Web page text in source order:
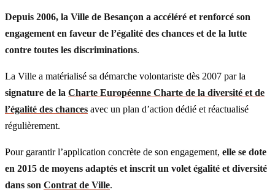
Depuis 2006, la Ville de Besançon a accéléré et renforcé son
engagement en faveur de l’égalité des chances et de la lutte
contre toutes les discriminations.
La Ville a matérialisé sa démarche volontariste dès 2007 par la
signature de la Charte Européenne Charte de la diversité et de
l’égalité des chances avec un plan d’action dédié et réactualisé
régulièrement.
Pour garantir l’application concrète de son engagement, elle se dote
en 2015 de moyens adaptés et inscrit un volet égalité et diversité
dans son Contrat de Ville.